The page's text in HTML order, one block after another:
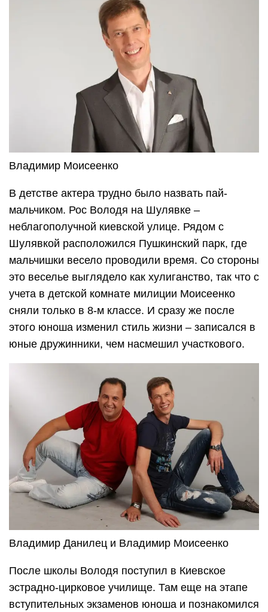
Владимир Моисеенко
В детстве актера трудно было назвать пай-
мальчиком. Рос Володя на Шулявке –
неблагополучной киевской улице. Рядом с
Шулявкой расположился Пушкинский парк, где
мальчишки весело проводили время. Со стороны
это веселье выглядело как хулиганство, так что с
учета в детской комнате милиции Моисеенко
сняли только в 8-м классе. И сразу же после
этого юноша изменил стиль жизни – записался в
юные дружинники, чем насмешил участкового.
Владимир Данилец и Владимир Моисеенко
После школы Володя поступил в Киевское
эстрадно-цирковое училище. Там еще на этапе
вступительных экзаменов юноша и познакомился